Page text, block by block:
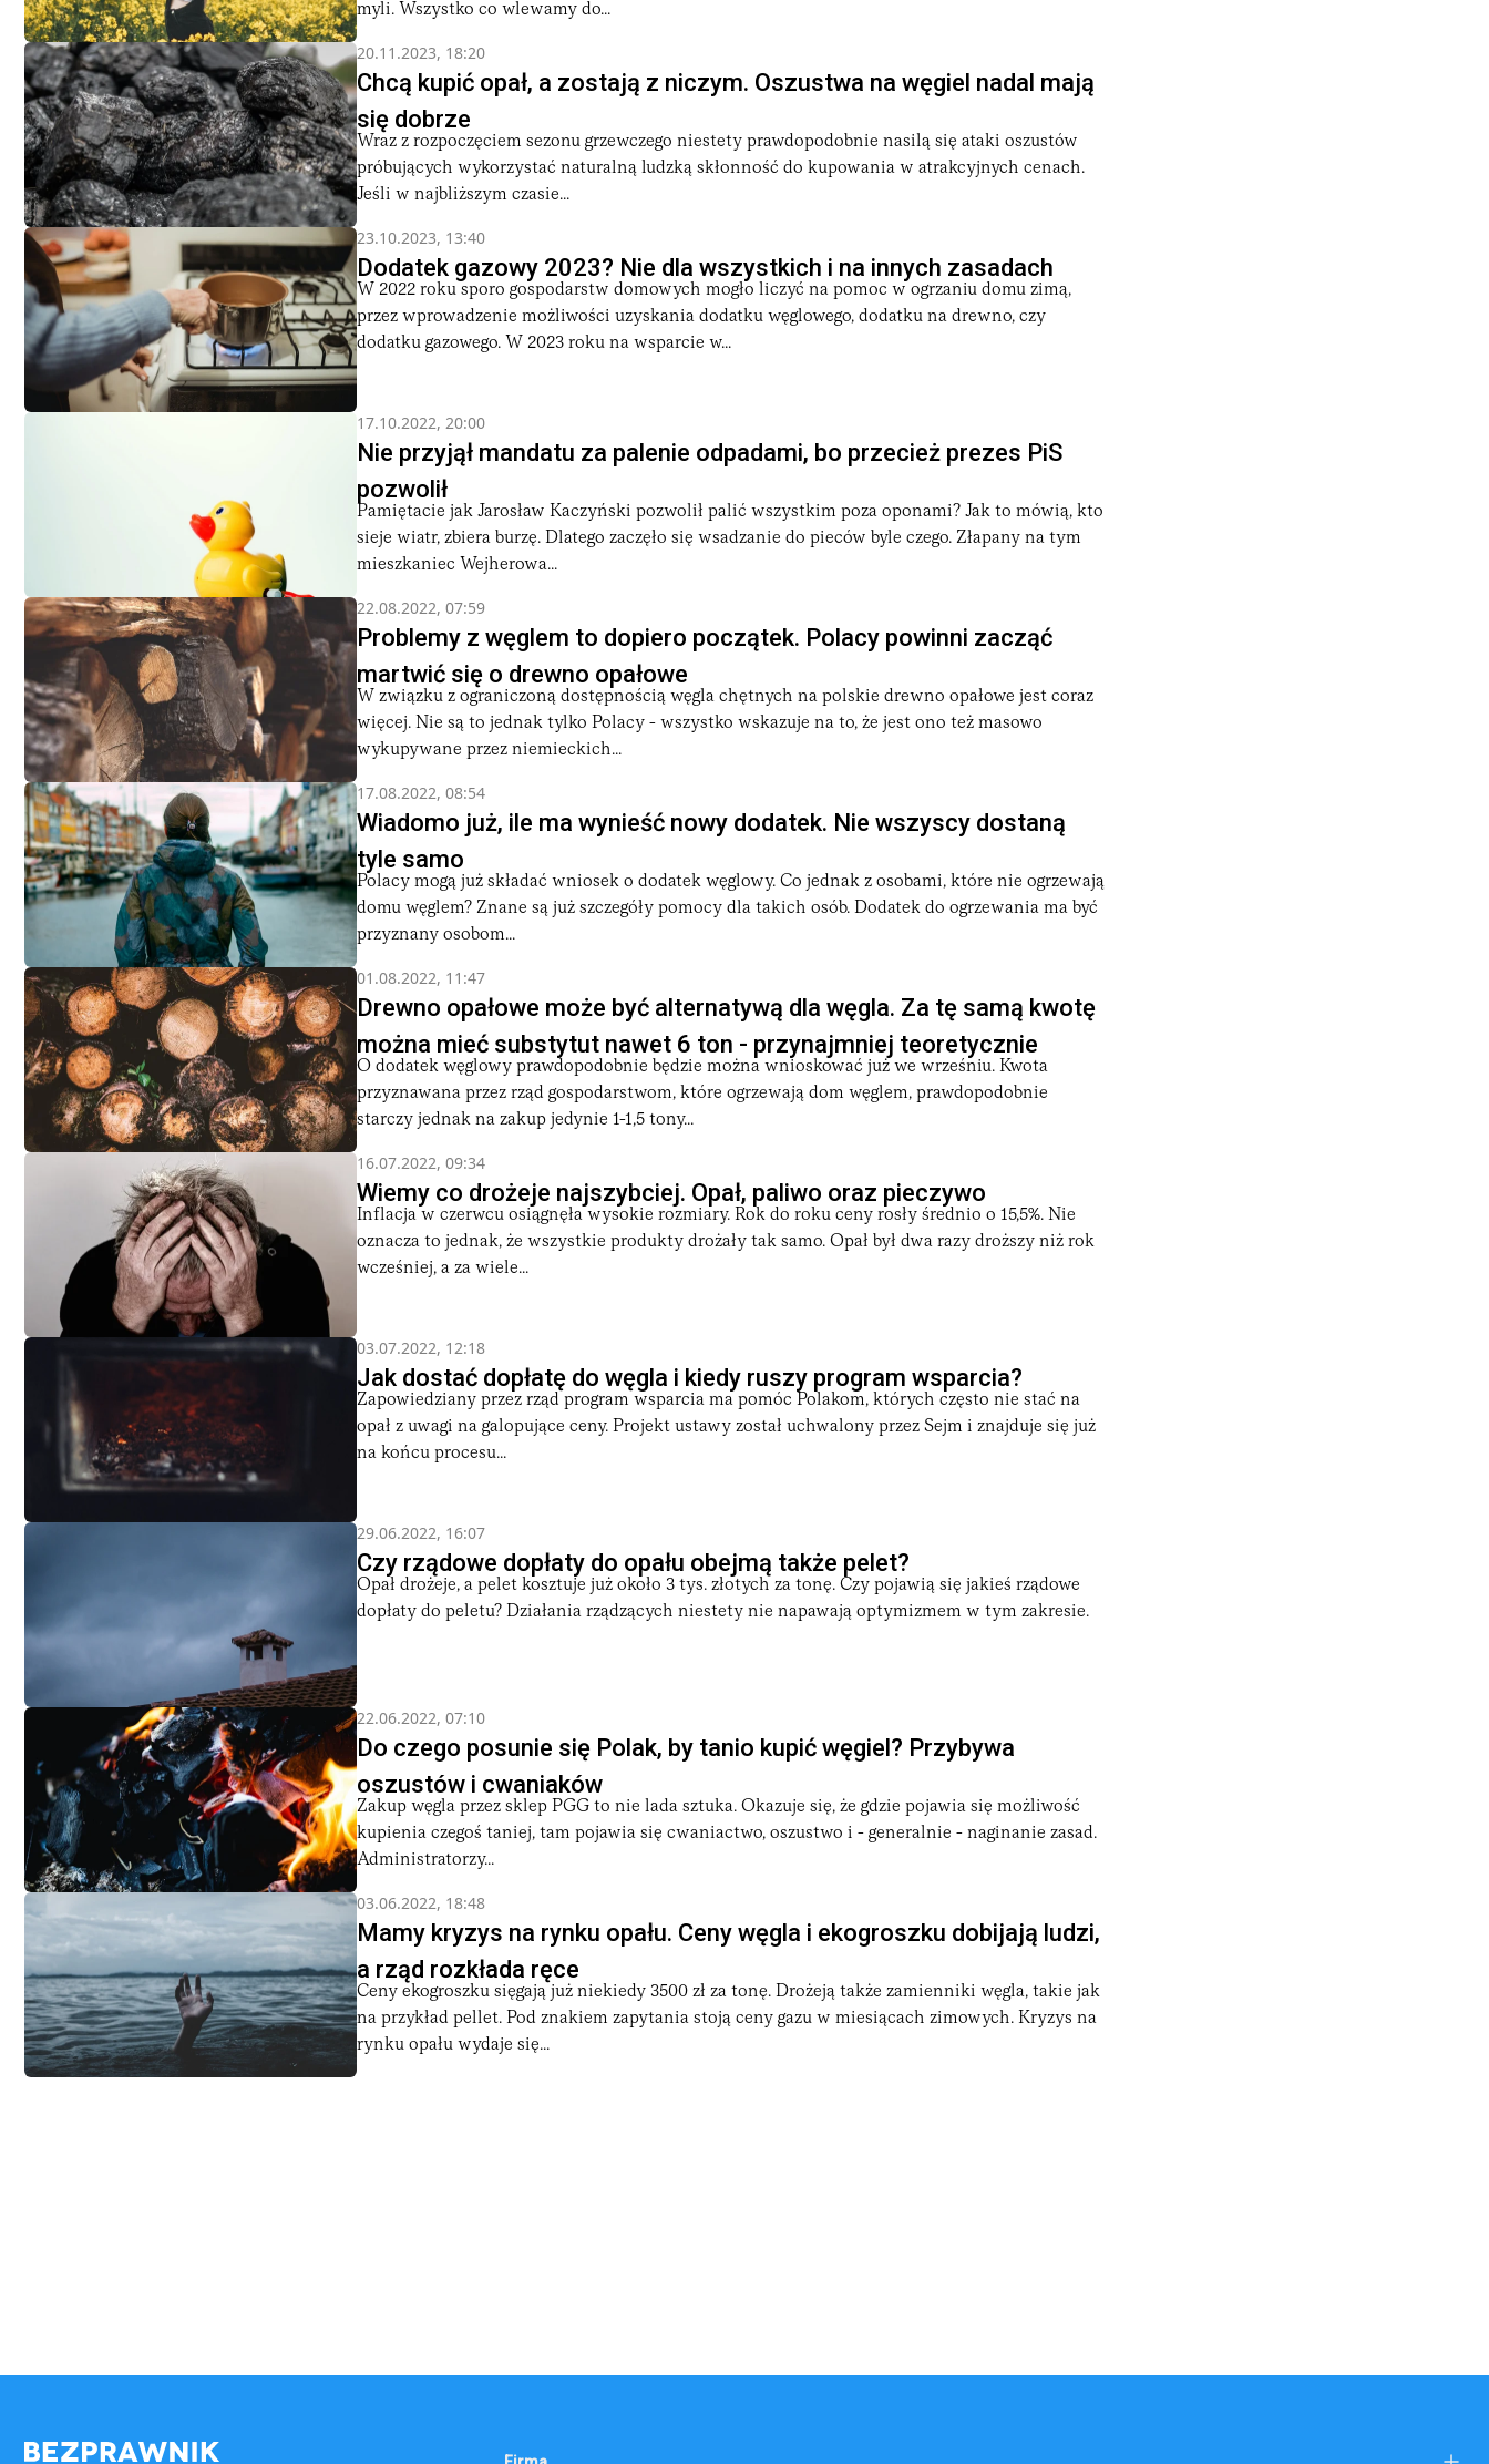
myli. Wszystko co wlewamy do...
20.11.2023, 18:20
Chcą kupić opał, a zostają z niczym. Oszustwa na węgiel nadal mają
się dobrze
Wraz z rozpoczęciem sezonu grzewczego niestety prawdopodobnie nasilą się ataki oszustów
próbujących wykorzystać naturalną ludzką skłonność do kupowania w atrakcyjnych cenach.
Jeśli w najbliższym czasie...
23.10.2023, 13:40
Dodatek gazowy 2023? Nie dla wszystkich i na innych zasadach
W 2022 roku sporo gospodarstw domowych mogło liczyć na pomoc w ogrzaniu domu zimą,
przez wprowadzenie możliwości uzyskania dodatku węglowego, dodatku na drewno, czy
dodatku gazowego. W 2023 roku na wsparcie w...
17.10.2022, 20:00
Nie przyjął mandatu za palenie odpadami, bo przecież prezes PiS
pozwolił
Pamiętacie jak Jarosław Kaczyński pozwolił palić wszystkim poza oponami? Jak to mówią, kto
sieje wiatr, zbiera burzę. Dlatego zaczęło się wsadzanie do pieców byle czego. Złapany na tym
mieszkaniec Wejherowa...
22.08.2022, 07:59
Problemy z węglem to dopiero początek. Polacy powinni zacząć
martwić się o drewno opałowe
W związku z ograniczoną dostępnością węgla chętnych na polskie drewno opałowe jest coraz
więcej. Nie są to jednak tylko Polacy - wszystko wskazuje na to, że jest ono też masowo
wykupywane przez niemieckich...
17.08.2022, 08:54
Wiadomo już, ile ma wynieść nowy dodatek. Nie wszyscy dostaną
tyle samo
Polacy mogą już składać wniosek o dodatek węglowy. Co jednak z osobami, które nie ogrzewają
domu węglem? Znane są już szczegóły pomocy dla takich osób. Dodatek do ogrzewania ma być
przyznany osobom...
01.08.2022, 11:47
Drewno opałowe może być alternatywą dla węgla. Za tę samą kwotę
można mieć substytut nawet 6 ton - przynajmniej teoretycznie
O dodatek węglowy prawdopodobnie będzie można wnioskować już we wrześniu. Kwota
przyznawana przez rząd gospodarstwom, które ogrzewają dom węglem, prawdopodobnie
starczy jednak na zakup jedynie 1-1,5 tony...
16.07.2022, 09:34
Wiemy co drożeje najszybciej. Opał, paliwo oraz pieczywo
Inflacja w czerwcu osiągnęła wysokie rozmiary. Rok do roku ceny rosły średnio o 15,5%. Nie
oznacza to jednak, że wszystkie produkty drożały tak samo. Opał był dwa razy droższy niż rok
wcześniej, a za wiele...
03.07.2022, 12:18
Jak dostać dopłatę do węgla i kiedy ruszy program wsparcia?
Zapowiedziany przez rząd program wsparcia ma pomóc Polakom, których często nie stać na
opał z uwagi na galopujące ceny. Projekt ustawy został uchwalony przez Sejm i znajduje się już
na końcu procesu...
29.06.2022, 16:07
Czy rządowe dopłaty do opału obejmą także pelet?
Opał drożeje, a pelet kosztuje już około 3 tys. złotych za tonę. Czy pojawią się jakieś rządowe
dopłaty do peletu? Działania rządzących niestety nie napawają optymizmem w tym zakresie.
22.06.2022, 07:10
Do czego posunie się Polak, by tanio kupić węgiel? Przybywa
oszustów i cwaniaków
Zakup węgla przez sklep PGG to nie lada sztuka. Okazuje się, że gdzie pojawia się możliwość
kupienia czegoś taniej, tam pojawia się cwaniactwo, oszustwo i - generalnie - naginanie zasad.
Administratorzy...
03.06.2022, 18:48
Mamy kryzys na rynku opału. Ceny węgla i ekogroszku dobijają ludzi,
a rząd rozkłada ręce
Ceny ekogroszku sięgają już niekiedy 3500 zł za tonę. Drożeją także zamienniki węgla, takie jak
na przykład pellet. Pod znakiem zapytania stoją ceny gazu w miesiącach zimowych. Kryzys na
rynku opału wydaje się...